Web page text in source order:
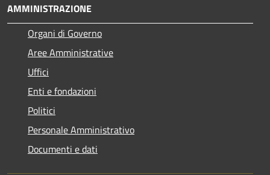
AMMINISTRAZIONE
Organi di Governo
Aree Amministrative
Uffici
Enti e fondazioni
Politici
Personale Amministrativo
Documenti e dati